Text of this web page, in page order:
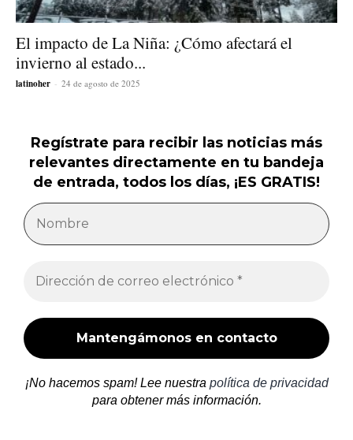
El impacto de La Niña: ¿Cómo afectará el
invierno al estado...
latinoher - 24 de agosto de 2025
Regístrate para recibir las noticias más
relevantes directamente en tu bandeja
de entrada, todos los días, ¡ES GRATIS!
¡No hacemos spam! Lee nuestra política de privacidad
para obtener más información.